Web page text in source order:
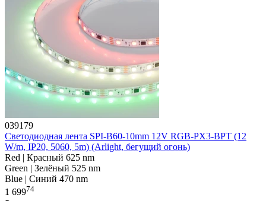
039179
Светодиодная лента SPI-B60-10mm 12V RGB-PX3-BPT (12
W/m, IP20, 5060, 5m) (Arlight, бегущий огонь)
Red | Красный 625 nm
Green | Зелёный 525 nm
Blue | Синий 470 nm
1 69974